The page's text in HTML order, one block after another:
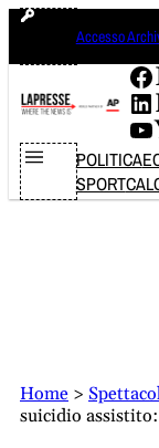
Vai
contenuto
Accesso
POLITICA
SPORT
Home >
suicidio assistito: